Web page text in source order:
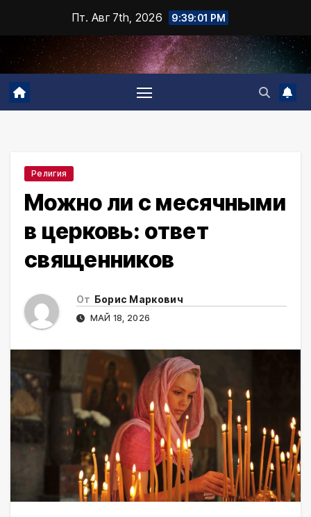
содержимому
Пт. Авг 7th, 2026 9:39:02 PM
Религия
Можно ли с месячными
в церковь: ответ
священников
От Борис Маркович
МАЙ 18, 2026